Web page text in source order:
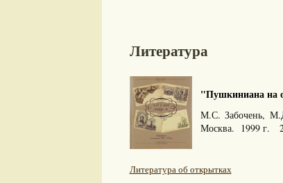
Литература
"Пушкиниана на
М.С. Забочень,
Москва. 1999 г.
Литература об открытках